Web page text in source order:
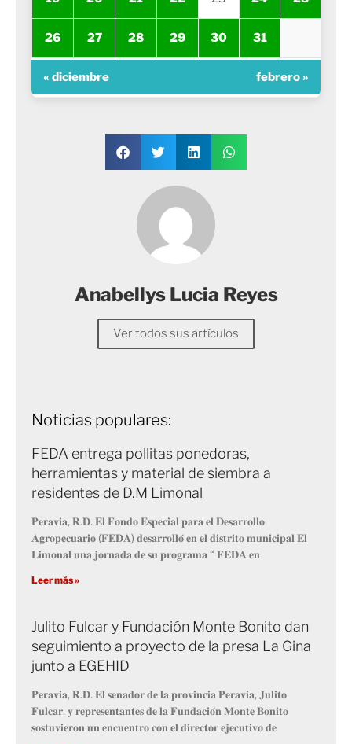
26 27 28 29 30 31
« diciembre febrero »
Anabellys Lucia Reyes
Ver todos sus artículos
Noticias populares:
FEDA entrega pollitas ponedoras,
herramientas y material de siembra a
residentes de D.M Limonal
𝐏𝐞𝐫𝐚𝐯𝐢𝐚, 𝐑.𝐃. 𝐄𝐥 𝐅𝐨𝐧𝐝𝐨 𝐄𝐬𝐩𝐞𝐜𝐢𝐚𝐥 𝐩𝐚𝐫𝐚 𝐞𝐥 𝐃𝐞𝐬𝐚𝐫𝐫𝐨𝐥𝐥𝐨
𝐀𝐠𝐫𝐨𝐩𝐞𝐜𝐮𝐚𝐫𝐢𝐨 (𝐅𝐄𝐃𝐀) 𝐝𝐞𝐬𝐚𝐫𝐫𝐨𝐥𝐥𝐨́ 𝐞𝐧 𝐞𝐥 𝐝𝐢𝐬𝐭𝐫𝐢𝐭𝐨 𝐦𝐮𝐧𝐢𝐜𝐢𝐩𝐚𝐥 𝐄𝐥
𝐋𝐢𝐦𝐨𝐧𝐚𝐥 𝐮𝐧𝐚 𝐣𝐨𝐫𝐧𝐚𝐝𝐚 𝐝𝐞 𝐬𝐮 𝐩𝐫𝐨𝐠𝐫𝐚𝐦𝐚 “ 𝐅𝐄𝐃𝐀 𝐞𝐧
Leer más »
Julito Fulcar y Fundación Monte Bonito dan
seguimiento a proyecto de la presa La Gina
junto a EGEHID
𝐏𝐞𝐫𝐚𝐯𝐢𝐚, 𝐑.𝐃. 𝐄𝐥 𝐬𝐞𝐧𝐚𝐝𝐨𝐫 𝐝𝐞 𝐥𝐚 𝐩𝐫𝐨𝐯𝐢𝐧𝐜𝐢𝐚 𝐏𝐞𝐫𝐚𝐯𝐢𝐚, 𝐉𝐮𝐥𝐢𝐭𝐨
𝐅𝐮𝐥𝐜𝐚𝐫, 𝐲 𝐫𝐞𝐩𝐫𝐞𝐬𝐞𝐧𝐭𝐚𝐧𝐭𝐞𝐬 𝐝𝐞 𝐥𝐚 𝐅𝐮𝐧𝐝𝐚𝐜𝐢𝐨́𝐧 𝐌𝐨𝐧𝐭𝐞 𝐁𝐨𝐧𝐢𝐭𝐨
𝐬𝐨𝐬𝐭𝐮𝐯𝐢𝐞𝐫𝐨𝐧 𝐮𝐧 𝐞𝐧𝐜𝐮𝐞𝐧𝐭𝐫𝐨 𝐜𝐨𝐧 𝐞𝐥 𝐝𝐢𝐫𝐞𝐜𝐭𝐨𝐫 𝐞𝐣𝐞𝐜𝐮𝐭𝐢𝐯𝐨 𝐝𝐞